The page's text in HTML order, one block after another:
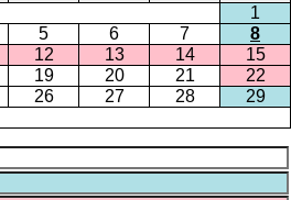
1
5 6 7
8
12 13 14
15
19 20 21
22
26 27 28
29